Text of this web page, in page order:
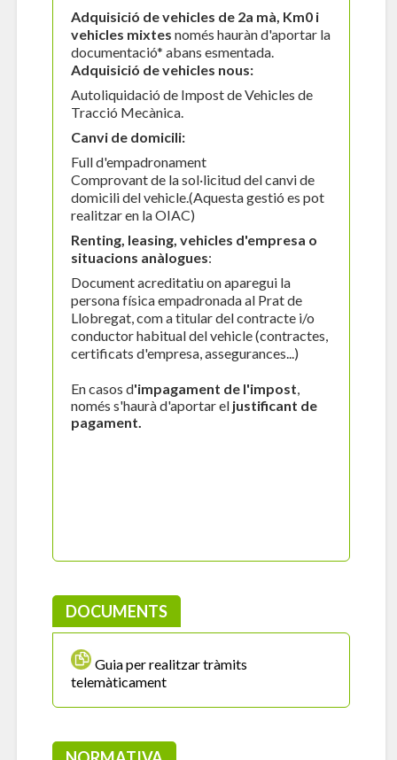
Adquisició de vehicles de 2a mà, Km0 i
vehicles mixtes només hauràn d'aportar la
documentació* abans esmentada.
Adquisició de vehicles nous:
Autoliquidació de Impost de Vehicles de
Tracció Mecànica.
Canvi de domicili:
Full d'empadronament
Comprovant de la sol·licitud del canvi de
domicili del vehicle.(Aquesta gestió es pot
realitzar en la OIAC)
Renting, leasing, vehicles d'empresa o
situacions anàlogues:
Document acreditatiu on aparegui la
persona física empadronada al Prat de
Llobregat, com a titular del contracte i/o
conductor habitual del vehicle (contractes,
certificats d'empresa, assegurances...)
En casos d'impagament de l'impost
només s'haurà d'aportar el justificant de
pagament.
DOCUMENTS
Guia per realitzar tràmits
telemàticament